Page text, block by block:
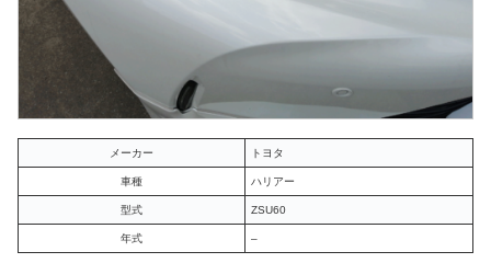
メーカー トヨタ
車種 ハリアー
型式 ZSU60
年式 –